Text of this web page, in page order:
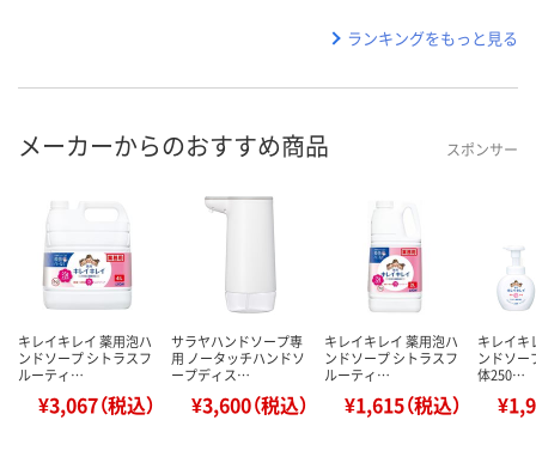
ランキングをもっと見る
メーカーからのおすすめ商品 スポンサー
キレイキレイ 薬用泡ハ
ンドソープ シトラスフ
ルーティ…
¥3,067（税込）
サラヤハンドソープ専
用 ノータッチハンドソ
ープディス…
¥3,600（税込）
キレイキレイ 薬用泡ハ
ンドソープ シトラスフ
ルーティ…
¥1,615（税込）
キレイキ
ンドソー
体250…